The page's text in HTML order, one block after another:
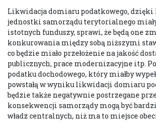
Likwidacja domiaru podatkowego,
jednostki samorządu terytorialnego
istotnych funduszy, sprawi, że będą one
konkurowania między sobą niższymi
co będzie miało przełożenie na jakość
publicznych, prace modernizacyjne itp.
podatku dochodowego, który miałby
powstałą w wyniku likwidacji domiaru
będzie także negatywnie postrzegane
konsekwencji samorządy mogą być
władz centralnych, niż ma to miejsce